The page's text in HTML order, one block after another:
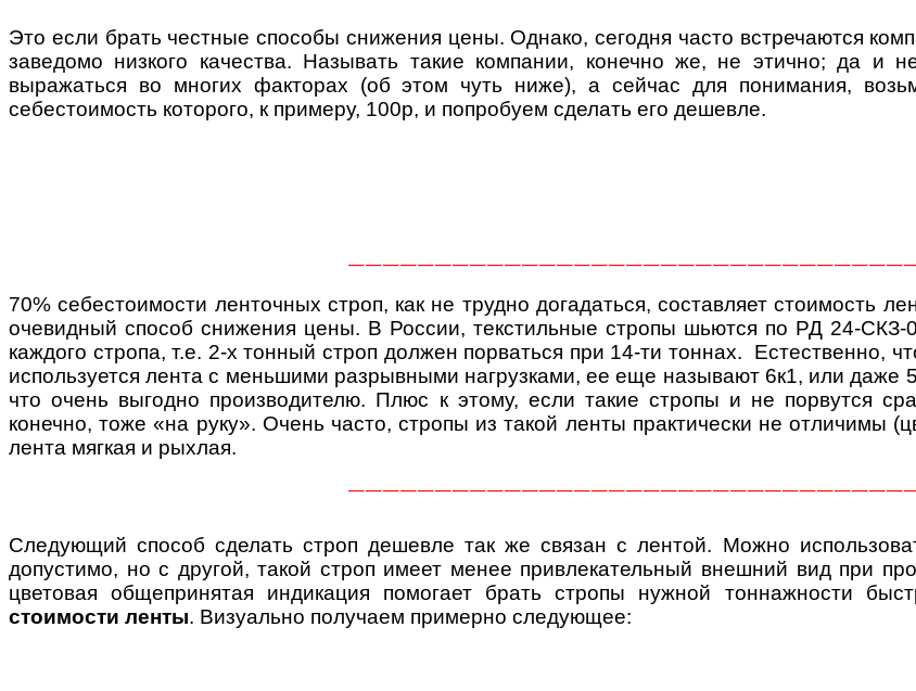
Это если брать честные способы снижения цены. Однако, сегодня часто встречаются
заведомо низкого качества. Называть такие компании, конечно же, не этично; да и
выражаться во многих факторах (об этом чуть ниже), а сейчас для понимания,
себестоимость которого, к примеру, 100р, и попробуем сделать его дешевле.
70% себестоимости ленточных строп, как не трудно догадаться, составляет стоимость
очевидный способ снижения цены. В России, текстильные стропы шьются по РД 24-СКЗ-
каждого стропа, т.е. 2-х тонный строп должен порваться при 14-ти тоннах. Естественно,
используется лента с меньшими разрывными нагрузками, ее еще называют 6к1, или даже
что очень выгодно производителю. Плюс к этому, если такие стропы и не порвутся
конечно, тоже «на руку». Очень часто, стропы из такой ленты практически не
лента мягкая и рыхлая.
Следующий способ сделать строп дешевле так же связан с лентой. Можно
допустимо, но с другой, такой строп имеет менее привлекательный внешний вид при
цветовая общепринятая индикация помогает брать стропы нужной тоннажности
стоимости ленты. Визуально получаем примерно следующее: